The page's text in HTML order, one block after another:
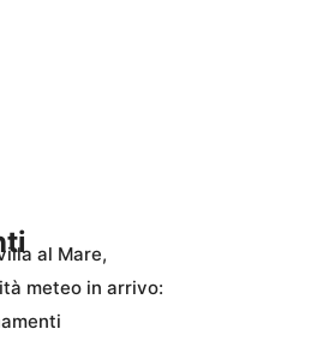
al Mare,
meteo in arrivo: